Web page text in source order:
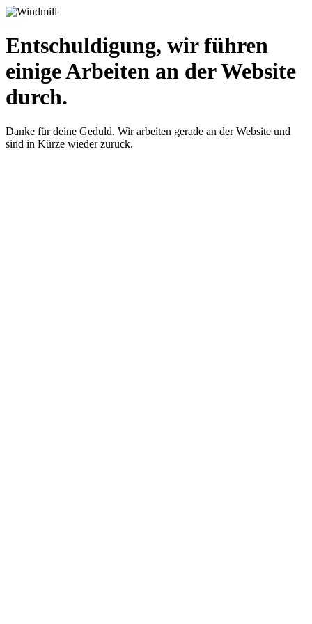
Entschuldigung, wir führen
einige Arbeiten an der Website
durch.
Danke für deine Geduld. Wir arbeiten gerade an der Website und
sind in Kürze wieder zurück.